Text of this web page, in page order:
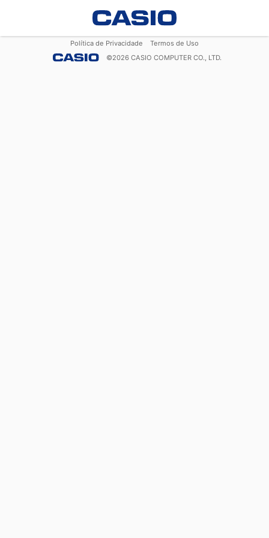
Política de Privacidade
Termos de Uso
©2026 CASIO COMPUTER CO., LTD.